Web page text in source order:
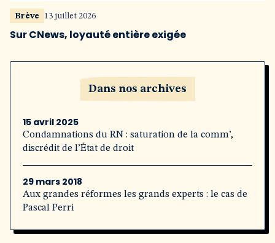
Brève 13 juillet 2026
Sur CNews, loyauté entière exigée
Dans nos archives
15 avril 2025
Condamnations du RN : saturation de la comm’,
discrédit de l’État de droit
29 mars 2018
Aux grandes réformes les grands experts : le cas de
Pascal Perri